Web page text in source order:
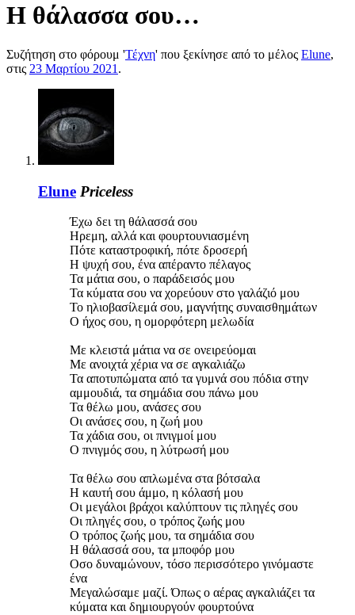
Η θάλασσα σου…
Συζήτηση στο φόρουμ 'Τέχνη' που ξεκίνησε από το μέλος Elune,
στις 23 Μαρτίου 2021 .
Elune Priceless
Έχω δει τη θάλασσά σου
Ηρεμη, αλλά και φουρτουνιασμένη
Πότε καταστροφική, πότε δροσερή
Η ψυχή σου, ένα απέραντο πέλαγος
Τα μάτια σου, ο παράδεισός μου
Τα κύματα σου να χορεύουν στο γαλάζιό μου
Το ηλιοβασίλεμά σου, μαγνήτης συναισθημάτων
Ο ήχος σου, η ομορφότερη μελωδία
Με κλειστά μάτια να σε ονειρεύομαι
Με ανοιχτά χέρια να σε αγκαλιάζω
Τα αποτυπώματα από τα γυμνά σου πόδια στην
αμμουδιά, τα σημάδια σου πάνω μου
Τα θέλω μου, ανάσες σου
Οι ανάσες σου, η ζωή μου
Τα χάδια σου, οι πνιγμοί μου
Ο πνιγμός σου, η λύτρωσή μου
Τα θέλω σου απλωμένα στα βότσαλα
Η καυτή σου άμμο, η κόλασή μου
Οι μεγάλοι βράχοι καλύπτουν τις πληγές σου
Οι πληγές σου, ο τρόπος ζωής μου
Ο τρόπος ζωής μου, τα σημάδια σου
Η θάλασσά σου, τα μποφόρ μου
Οσο δυναμώνουν, τόσο περισσότερο γινόμαστε
ένα
Μεγαλώσαμε μαζί. Όπως ο αέρας αγκαλιάζει τα
κύματα και δημιουργούν φουρτούνα